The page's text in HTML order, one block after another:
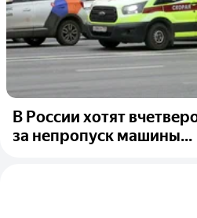
В России хотят
за непропуск машины...